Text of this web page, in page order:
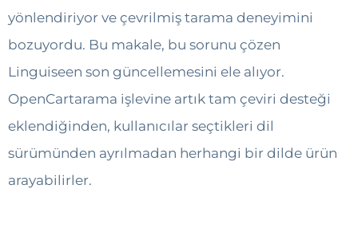
yönlendiriyor ve çevrilmiş tarama deneyimini
bozuyordu. Bu makale, bu sorunu çözen
Linguiseen son güncellemesini ele alıyor.
OpenCartarama işlevine artık tam çeviri desteği
eklendiğinden, kullanıcılar seçtikleri dil
sürümünden ayrılmadan herhangi bir dilde ürün
arayabilirler.